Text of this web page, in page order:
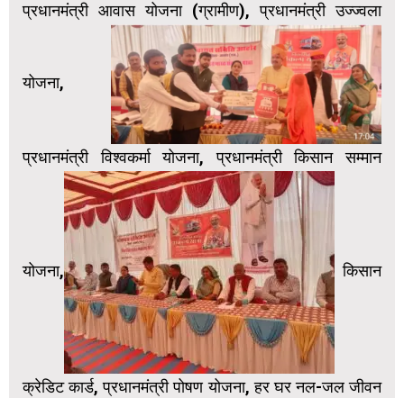
प्रधानमंत्री आवास योजना (ग्रामीण), प्रधानमंत्री उज्ज्वला
योजना,
प्रधानमंत्री विश्वकर्मा योजना, प्रधानमंत्री किसान सम्मान
योजना, किसान
क्रेडिट कार्ड, प्रधानमंत्री पोषण योजना, हर घर नल-जल जीवन